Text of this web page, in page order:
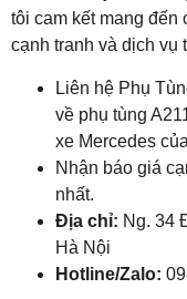
tôi cam kết mang đến
cạnh tranh và dịch vụ
Liên hệ Phụ
về phụ tùng
xe Mercedes
Nhận báo giá
nhất.
Địa chỉ: Ng. 34
Hà Nội
Hotline/Zalo: